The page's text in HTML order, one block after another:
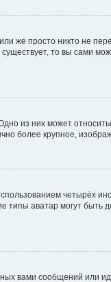
же просто никто не
существует, то вы
из них может
более крупное,
четырёх
типы аватар могут
вами сообщений или